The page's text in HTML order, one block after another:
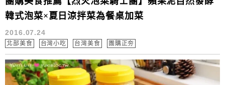
韓式泡菜×夏日涼拌菜為餐桌加菜
2016.07.24
北部美食 台灣小吃 台灣美食 團購正夯